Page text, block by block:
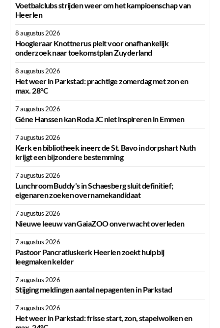
Voetbalclubs strijden weer om het kampioenschap van
Heerlen
8 augustus 2026
Hoogleraar Knottnerus pleit voor onafhankelijk
onderzoek naar toekomstplan Zuyderland
8 augustus 2026
Het weer in Parkstad: prachtige zomerdag met zon en
max. 28°C
7 augustus 2026
Géne Hanssen kan Roda JC niet inspireren in Emmen
7 augustus 2026
Kerk en bibliotheek ineen: de St. Bavo in dorpshart Nuth
krijgt een bijzondere bestemming
7 augustus 2026
Lunchroom Buddy's in Schaesberg sluit definitief;
eigenaren zoeken overnamekandidaat
7 augustus 2026
Nieuwe leeuw van GaiaZOO onverwacht overleden
7 augustus 2026
Pastoor Pancratiuskerk Heerlen zoekt hulp bij
leegmaken kelder
7 augustus 2026
Stijging meldingen aantal nepagenten in Parkstad
7 augustus 2026
Het weer in Parkstad: frisse start, zon, stapelwolken en